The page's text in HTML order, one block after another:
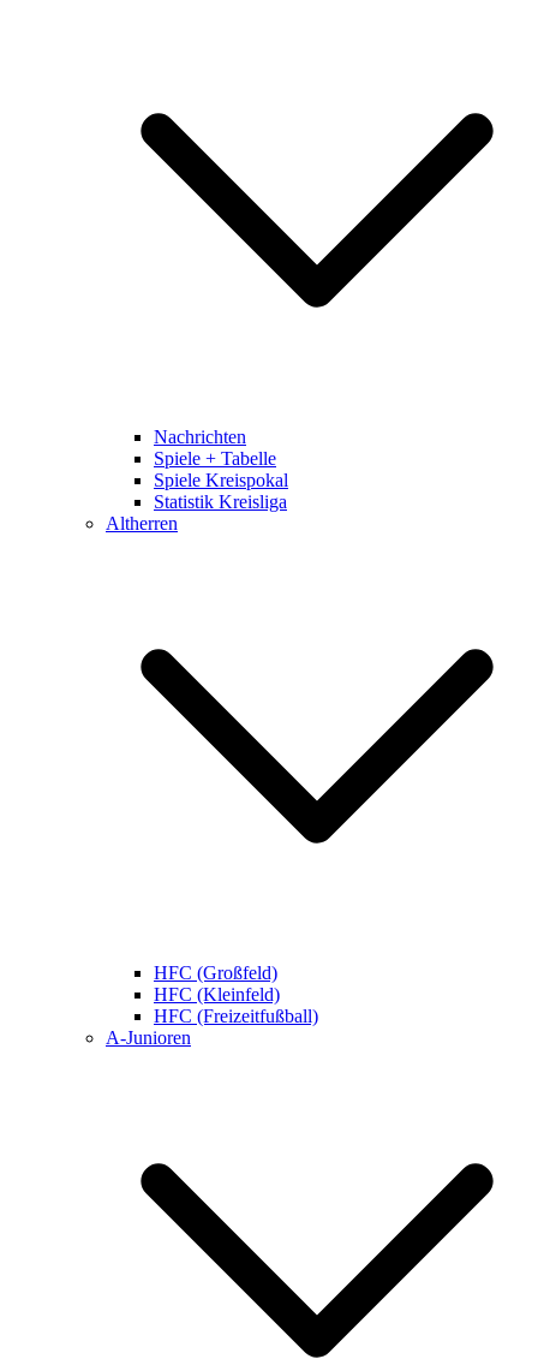
Nachrichten
Spiele + Tabelle
Spiele Kreispokal
Statistik Kreisliga
Altherren
HFC (Großfeld)
HFC (Kleinfeld)
HFC (Freizeitfußball)
A-Junioren